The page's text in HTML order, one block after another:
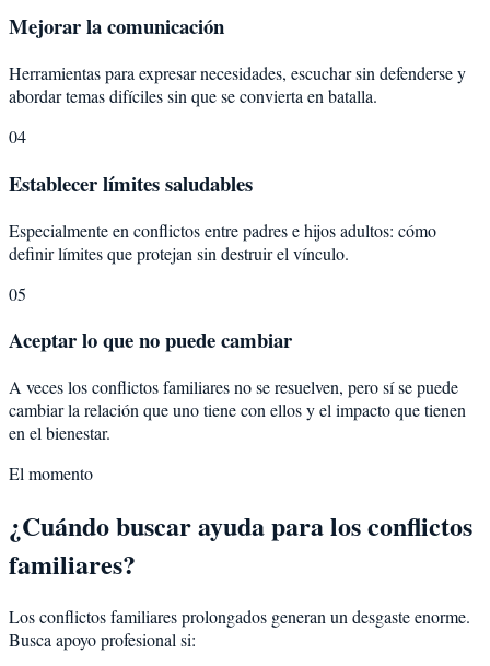
Mejorar la comunicación
Herramientas para expresar necesidades, escuchar sin defenderse y
abordar temas difíciles sin que se convierta en batalla.
04
Establecer límites saludables
Especialmente en conflictos entre padres e hijos adultos: cómo
definir límites que protejan sin destruir el vínculo.
05
Aceptar lo que no puede cambiar
A veces los conflictos familiares no se resuelven, pero sí se puede
cambiar la relación que uno tiene con ellos y el impacto que tienen
en el bienestar.
El momento
¿Cuándo buscar ayuda para los conflictos
familiares?
Los conflictos familiares prolongados generan un desgaste enorme.
Busca apoyo profesional si: